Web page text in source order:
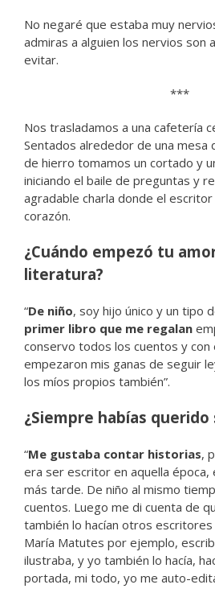
No negaré que estaba muy
admiras a alguien los nervios son
evitar.
***
Nos trasladamos a una cafetería
Sentados alrededor de una mesa
de hierro tomamos un cortado y
iniciando el baile de preguntas y
agradable charla donde el
corazón.
¿Cuándo empezó tu
literatura?
“De niño, soy hijo único y un tipo
primer libro que me regalan
conservo todos los cuentos y con
empezaron mis ganas de seguir
los míos propios también”.
¿Siempre habías
“Me gustaba contar historias,
era ser escritor en aquella época,
más tarde. De niño al mismo
cuentos. Luego me di cuenta de
también lo hacían otros escritores
María Matutes por ejemplo,
ilustraba, y yo también lo hacía,
portada, mi todo, yo me auto-